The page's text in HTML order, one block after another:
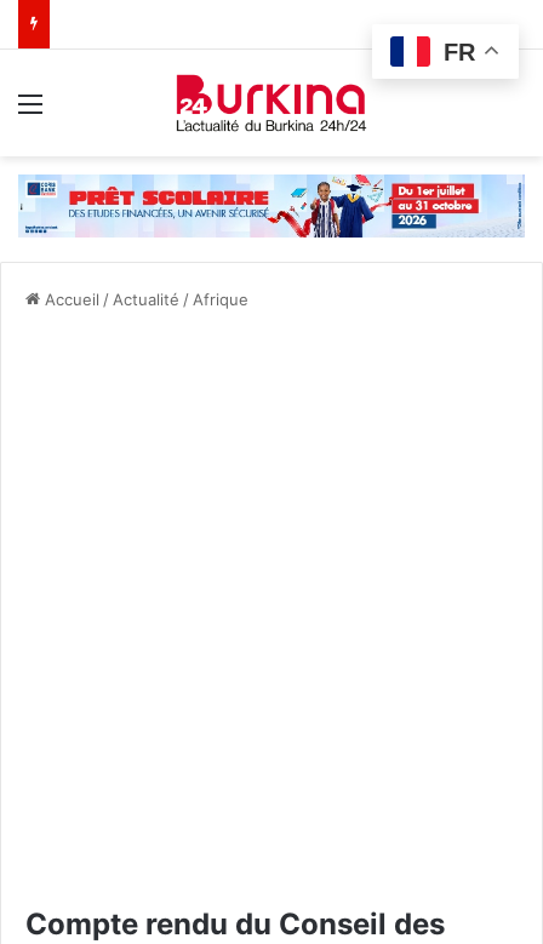
Accueil / Actualité / Afrique
Compte rendu du Conseil des
FR